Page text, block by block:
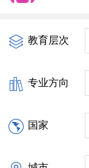
教育层次
专业方向
国家